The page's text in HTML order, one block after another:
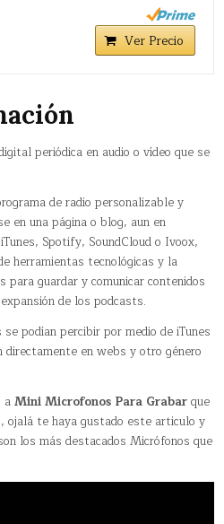
Ver Precio
periódica en audio o vídeo que se
de radio personalizable y
en una página o blog, aun en
Spotify, SoundCloud o Ivoox,
herramientas tecnológicas y la
guardar y comunicar contenidos
de los podcasts.
podían percibir por medio de iTunes
directamente en webs y otro género
aMini Microfonos Para Grabarque
ojalá te haya gustado este articulo y
los más destacados Micrófonos que